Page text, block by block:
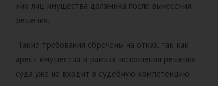
них лиц имущества должника после вынесения
решения.
Такие требования обречены на отказ, так как
арест имущества в рамках исполнения решения
суда уже не входит в судебную компетенцию.